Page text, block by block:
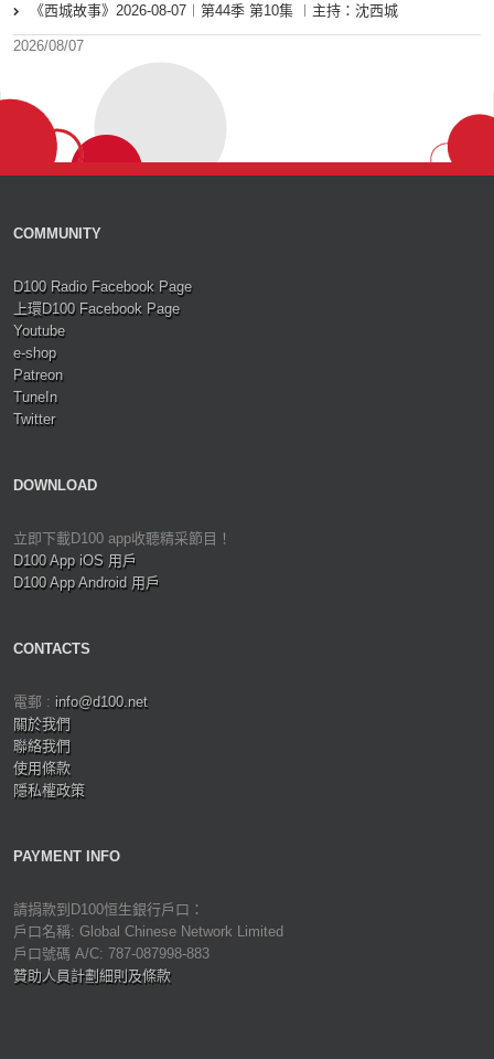
《西城故事》2026-08-07︱第44季 第10集 ︱主持：沈西城
2026/08/07
COMMUNITY
D100 Radio Facebook Page
上環D100 Facebook Page
Youtube
e-shop
Patreon
TuneIn
Twitter
DOWNLOAD
立即下載D100 app收聽精采節目！
D100 App iOS 用戶
D100 App Android 用戶
CONTACTS
電郵 : info@d100.net
關於我們
聯絡我們
使用條款
隱私權政策
PAYMENT INFO
請捐款到D100恒生銀行戶口：
戶口名稱: Global Chinese Network Limited
戶口號碼 A/C: 787-087998-883
贊助人員計劃細則及條款